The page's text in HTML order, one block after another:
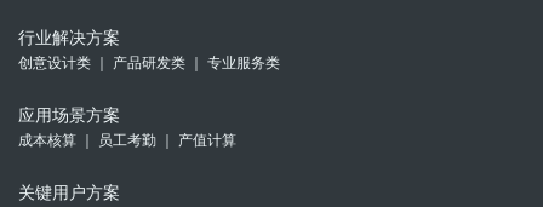
行业解决方案
创意设计类 ｜ 产品研发类 ｜ 专业服务类
应用场景方案
成本核算 ｜ 员工考勤 ｜ 产值计算
关键用户方案